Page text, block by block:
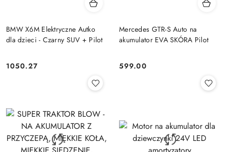
BMW X6M Elektryczne Autko
dla dzieci - Czarny SUV + Pilot
Cena:
1050.27
Mercedes GTR-S Auto na
akumulator EVA SKÓRA Pilot
Cena:
599.00